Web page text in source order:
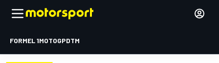
FORMEL 1MOTOGPDTM